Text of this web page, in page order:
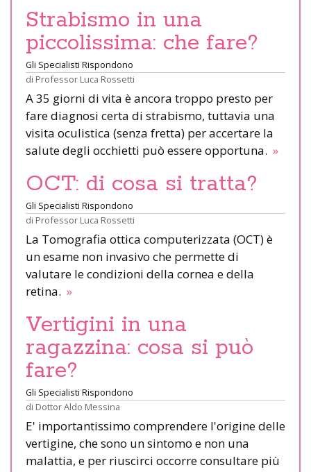
Strabismo in una
piccolissima: che fare?
Gli Specialisti Rispondono
di Professor Luca Rossetti
A 35 giorni di vita è ancora troppo presto per
fare diagnosi certa di strabismo, tuttavia una
visita oculistica (senza fretta) per accertare la
salute degli occhietti può essere opportuna. »
OCT: di cosa si tratta?
Gli Specialisti Rispondono
di Professor Luca Rossetti
La Tomografia ottica computerizzata (OCT) è
un esame non invasivo che permette di
valutare le condizioni della cornea e della
retina. »
Vertigini in una
ragazzina: cosa si può
fare?
Gli Specialisti Rispondono
di Dottor Aldo Messina
E' importantissimo comprendere l'origine delle
vertigine, che sono un sintomo e non una
malattia, e per riuscirci occorre consultare più